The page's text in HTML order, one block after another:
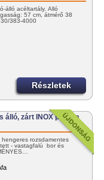
álló acéltartály. Álló
57 cm, átmérő 38
383-4000
Részletek
álló, zárt INOX pálinka
rozsdamentes
- vastagfalú bor és